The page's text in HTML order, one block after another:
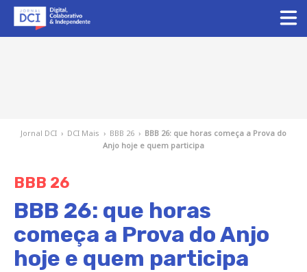
Jornal DCI › DCI Mais › BBB 26 › BBB 26: que horas começa a Prova do
Anjo hoje e quem participa
BBB 26
BBB 26: que horas
começa a Prova do Anjo
hoje e quem participa